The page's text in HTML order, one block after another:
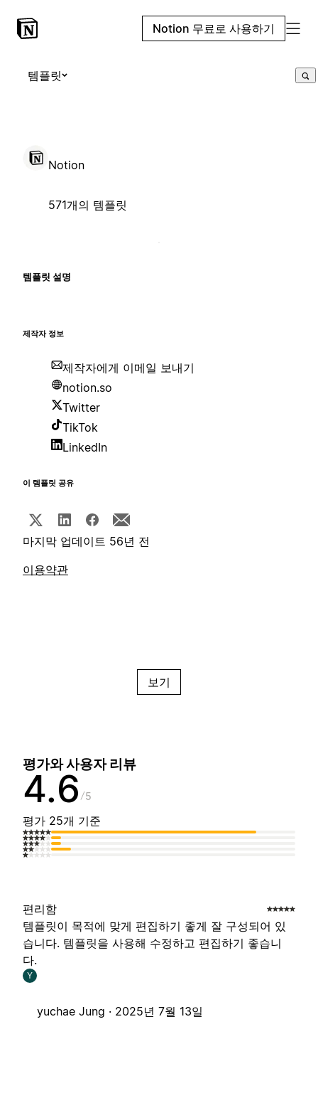
Notion 무료로 사용하기
템플릿
Notion
571개의 템플릿
템플릿 설명
제작자 정보
제작자에게 이메일 보내기
notion.so
Twitter
TikTok
LinkedIn
이 템플릿 공유
마지막 업데이트 56년 전
이용약관
보기
평가와 사용자 리뷰
4.6 5
평가 25개 기준
편리함
템플릿이 목적에 맞게 편집하기 좋게 잘 구성되어 있
습니다. 템플릿을 사용해 수정하고 편집하기 좋습니
다.
Y
yuchae Jung · 2025년 7월 13일